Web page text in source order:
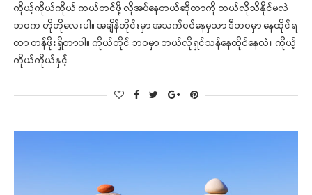
ကိုယ့်ကိုယ်ကိုယ် ကယ်တင်ဖို့ လိုအပ်နေတယ်ဆိုတာကို ဘယ်လိုသိနိုင်မလဲ
ဘဝက တိုတိုလေးပါ။ အချိန်တိုင်းမှာ အသက်ဝင်နေမှသာ ဒီဘဝမှာ နေထိုင်ရ
တာ တန်ဖိုးရှိတာပါ။ ကိုယ်တိုင် ဘဝမှာ ဘယ်လိုရှင်သန်နေထိုင်နေလဲ။ ကိုယ့်
ကိုယ်ကိုယ်နှင့်…